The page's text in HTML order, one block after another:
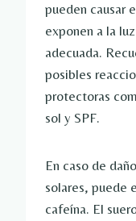
pueden causar
exponen a la
adecuada.
posibles
protectoras
sol y SPF.
En caso de
solares, puede
cafeína. El